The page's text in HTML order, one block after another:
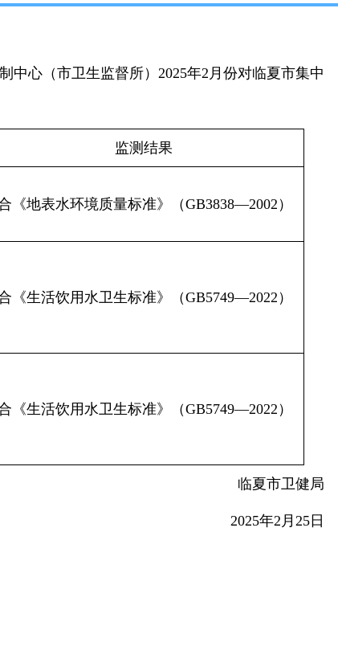
心（市卫生监督所）2025年2月份对临夏市集中
监测结果
《地表水环境质量标准》（GB3838—2002）
《生活饮用水卫生标准》（GB5749—2022）
《生活饮用水卫生标准》（GB5749—2022）
临夏市卫健局
2025年2月25日